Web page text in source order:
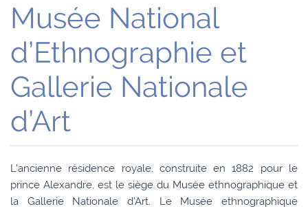
Musée National
d’Ethnographie et
Gallerie Nationale
d’Art
L’ancienne résidence royale, construite en 1882 pour le
prince Alexandre, est le siège du Musée ethnographique et
la Gallerie Nationale d’Art. Le Musée ethnographique